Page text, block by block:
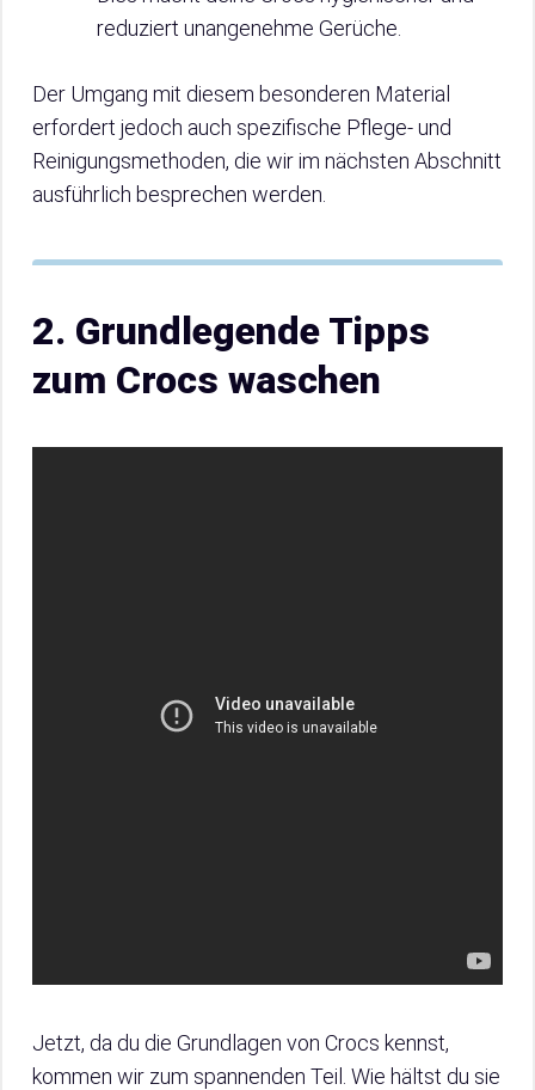
reduziert unangenehme Gerüche.
Der Umgang mit diesem besonderen Material
erfordert jedoch auch spezifische Pflege- und
Reinigungsmethoden, die wir im nächsten Abschnitt
ausführlich besprechen werden.
2. Grundlegende Tipps
zum Crocs waschen
Jetzt, da du die Grundlagen von Crocs kennst,
kommen wir zum spannenden Teil. Wie hältst du sie